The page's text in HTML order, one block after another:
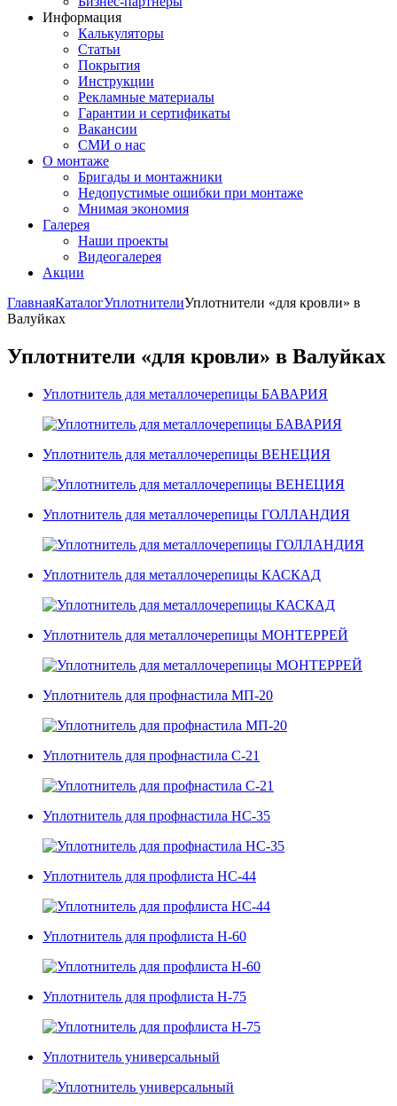
Информация
Калькуляторы
Статьи
Покрытия
Инструкции
Рекламные материалы
Гарантии и сертификаты
Вакансии
СМИ о нас
О монтаже
Бригады и монтажники
Недопустимые ошибки при монтаже
Мнимая экономия
Галерея
Наши проекты
Видеогалерея
Акции
ГлавнаяКаталогУплотнителиУплотнители «для кровли» в
Валуйках
Уплотнители «для кровли» в Валуйках
Уплотнитель для металлочерепицы БАВАРИЯ
Уплотнитель для металлочерепицы ВЕНЕЦИЯ
Уплотнитель для металлочерепицы ГОЛЛАНДИЯ
Уплотнитель для металлочерепицы КАСКАД
Уплотнитель для металлочерепицы МОНТЕРРЕЙ
Уплотнитель для профнастила МП-20
Уплотнитель для профнастила С-21
Уплотнитель для профнастила НС-35
Уплотнитель для профлиста НС-44
Уплотнитель для профлиста Н-60
Уплотнитель для профлиста Н-75
Уплотнитель универсальный